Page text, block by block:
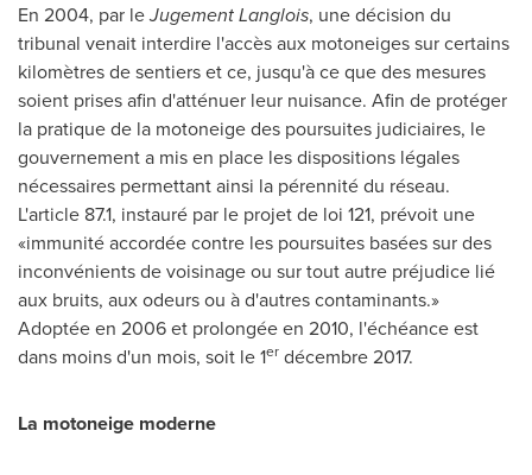
En 2004, par leJugement Langlois, une décision du
tribunal venait interdire l'accès aux motoneiges sur certains
kilomètres de sentiers et ce, jusqu'à ce que des mesures
soient prises afin d'atténuer leur nuisance. Afin de protéger
la pratique de la motoneige des poursuites judiciaires, le
gouvernement a mis en place les dispositions légales
nécessaires permettant ainsi la pérennité du réseau.
L'article 87.1, instauré par le projet de loi 121, prévoit une
«immunité accordée contre les poursuites basées sur des
inconvénients de voisinage ou sur tout autre préjudice lié
aux bruits, aux odeurs ou à d'autres contaminants.»
Adoptée en 2006 et prolongée en 2010, l'échéance est
dans moins d'un mois, soit le 1er décembre 2017.
La motoneige moderne